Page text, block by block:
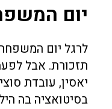
יום המשפחה 2026: בבית אחד קטן מתחוללים
לרגל יום
תזכורת. אבל
יאסין, עובדת
בסיטואציה בה